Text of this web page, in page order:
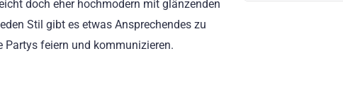
doch eher hochmodern mit glänzenden
Stil gibt es etwas Ansprechendes zu
Partys feiern und kommunizieren.